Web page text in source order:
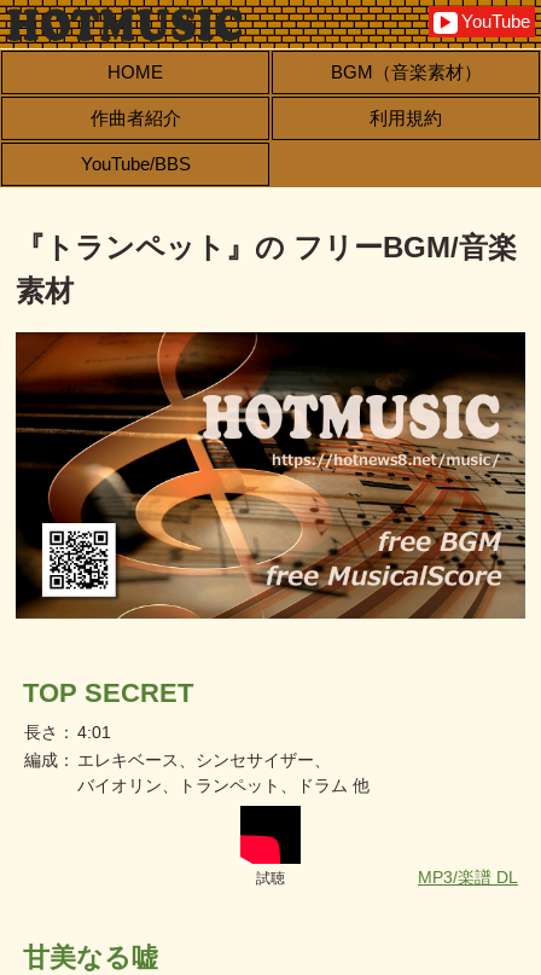
▶ YouTube
HOME BGM（音楽素材）
作曲者紹介 利用規約
YouTube/BBS
『トランペット』の フリーBGM/音楽
素材
TOP SECRET
長さ： 4:01
編成： エレキベース、シンセサイザー、
バイオリン、トランペット、ドラム 他
MP3/楽譜 DL
試聴
甘美なる嘘